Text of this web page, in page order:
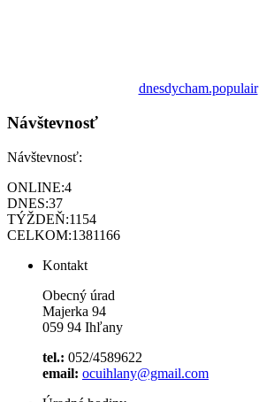
dnesdycham.populair
Návštevnosť
Návštevnosť:
ONLINE:4
DNES:37
TÝŽDEŇ:1154
CELKOM:1381166
Kontakt
Obecný úrad
Majerka 94
059 94 Ihľany
tel.: 052/4589622
email: ocuihlany@gmail.com